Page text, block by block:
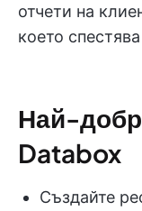
отчети на
което
Най-
Databox
Създайте